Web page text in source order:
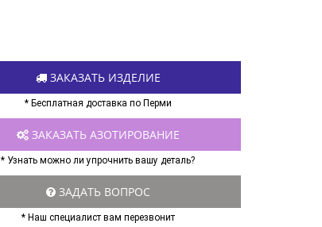
ЗАКАЗАТЬ ИЗДЕЛИЕ
* Бесплатная доставка по Перми
ЗАКАЗАТЬ АЗОТИРОВАНИЕ
* Узнать можно ли упрочнить вашу деталь?
ЗАДАТЬ ВОПРОС
* Наш специалист вам перезвонит